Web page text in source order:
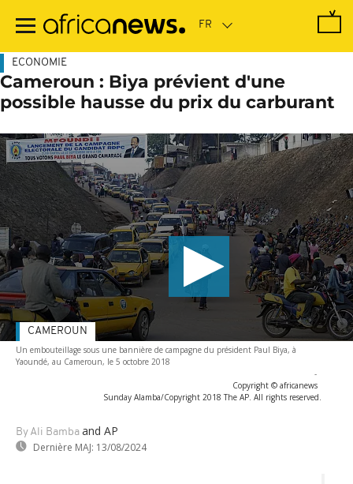
contenu
ECONOMIE
Cameroun : Biya prévient d'une
possible hausse du prix du carburant
Un embouteillage sous une bannière de campagne du président Paul Biya, à
Yaoundé, au Cameroun, le 5 octobre 2018
-
Copyright © africanews
Sunday Alamba/Copyright 2018 The AP. All rights reserved.
By Ali Bamba and AP
Dernière MAJ: 13/08/2024
CAMEROUN